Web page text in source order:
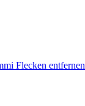
Flecken entfernen